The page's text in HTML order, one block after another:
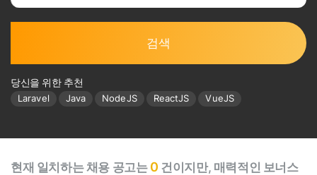
검색
당신을 위한 추천
Laravel Java NodeJS ReactJS VueJS
현재 일치하는 채용 공고는 0 건이지만, 매력적인 보너스